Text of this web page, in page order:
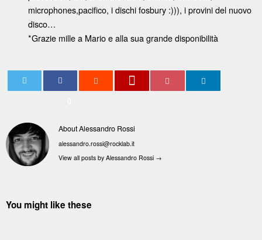
microphones,pacifico, i dischi fosbury :))), i provini del nuovo
disco…
*Grazie mille a Mario e alla sua grande disponibilità
About Alessandro Rossi
alessandro.rossi@rocklab.it
View all posts by Alessandro Rossi →
You might like these